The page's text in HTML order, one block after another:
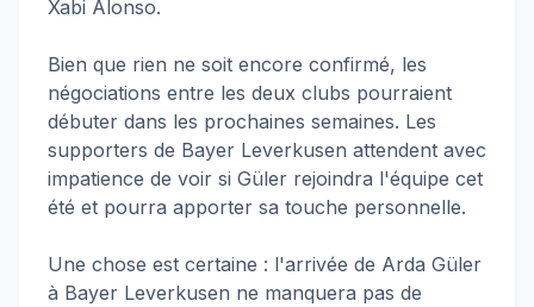
Xabi Alonso.
Bien que rien ne soit encore confirmé, les
négociations entre les deux clubs pourraient
débuter dans les prochaines semaines. Les
supporters de Bayer Leverkusen attendent avec
impatience de voir si Güler rejoindra l'équipe cet
été et pourra apporter sa touche personnelle.
Une chose est certaine : l'arrivée de Arda Güler
à Bayer Leverkusen ne manquera pas de